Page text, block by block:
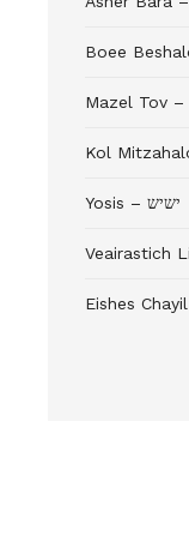
Yosis – ישיש